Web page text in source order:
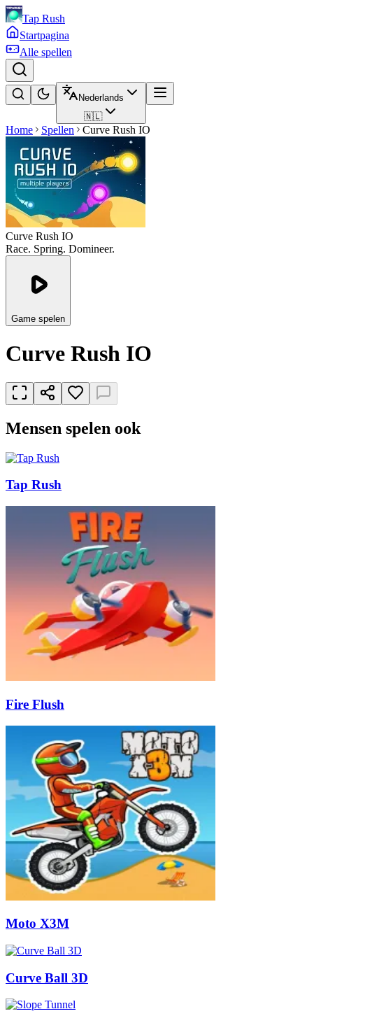
Tap Rush
Startpagina
Alle spellen
Nederlands
🇳🇱
Home Spellen Curve Rush IO
Curve Rush IO
Race. Spring. Domineer.
Game spelen
Curve Rush IO
Mensen spelen ook
Tap Rush
Fire Flush
Moto X3M
Curve Ball 3D